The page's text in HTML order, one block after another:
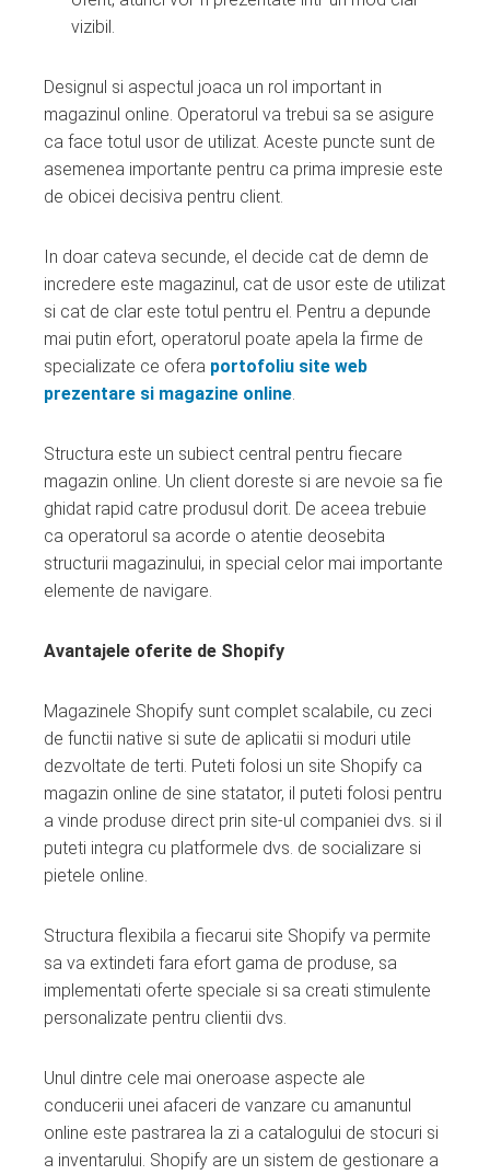
vizibil.
Designul si aspectul joaca un rol important in
magazinul online. Operatorul va trebui sa se asigure
ca face totul usor de utilizat. Aceste puncte sunt de
asemenea importante pentru ca prima impresie este
de obicei decisiva pentru client.
In doar cateva secunde, el decide cat de demn de
incredere este magazinul, cat de usor este de utilizat
si cat de clar este totul pentru el. Pentru a depunde
mai putin efort, operatorul poate apela la firme de
specializate ce ofera portofoliu site web
prezentare si magazine online.
Structura este un subiect central pentru fiecare
magazin online. Un client doreste si are nevoie sa fie
ghidat rapid catre produsul dorit. De aceea trebuie
ca operatorul sa acorde o atentie deosebita
structurii magazinului, in special celor mai importante
elemente de navigare.
Avantajele oferite de Shopify
Magazinele Shopify sunt complet scalabile, cu zeci
de functii native si sute de aplicatii si moduri utile
dezvoltate de terti. Puteti folosi un site Shopify ca
magazin online de sine statator, il puteti folosi pentru
a vinde produse direct prin site-ul companiei dvs. si il
puteti integra cu platformele dvs. de socializare si
pietele online.
Structura flexibila a fiecarui site Shopify va permite
sa va extindeti fara efort gama de produse, sa
implementati oferte speciale si sa creati stimulente
personalizate pentru clientii dvs.
Unul dintre cele mai oneroase aspecte ale
conducerii unei afaceri de vanzare cu amanuntul
online este pastrarea la zi a catalogului de stocuri si
a inventarului. Shopify are un sistem de gestionare a